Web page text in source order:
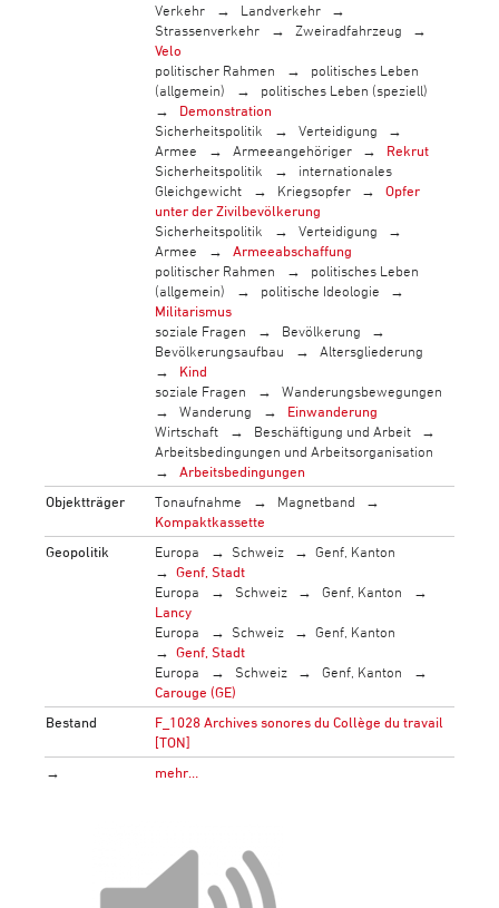
Verkehr
Landverkehr
Strassenverkehr
Zweiradfahrzeug
Velo
politischer Rahmen
politisches Leben
(allgemein)
politisches Leben (speziell)
Demonstration
Sicherheitspolitik
Verteidigung
Armee
Armeeangehöriger
Rekrut
Sicherheitspolitik
internationales
Gleichgewicht
Kriegsopfer
Opfer
unter der Zivilbevölkerung
Sicherheitspolitik
Verteidigung
Armee
Armeeabschaffung
politischer Rahmen
politisches Leben
(allgemein)
politische Ideologie
Militarismus
soziale Fragen
Bevölkerung
Bevölkerungsaufbau
Altersgliederung
Kind
soziale Fragen
Wanderungsbewegungen
Wanderung
Einwanderung
Wirtschaft
Beschäftigung und Arbeit
Arbeitsbedingungen und Arbeitsorganisation
Arbeitsbedingungen
Objektträger
Tonaufnahme
Magnetband
Kompaktkassette
Geopolitik
Europa Schweiz
Genf, Kanton
Genf, Stadt
Europa
Schweiz
Genf, Kanton
Lancy
Europa
Schweiz
Genf, Kanton
Genf, Stadt
Europa
Schweiz
Genf, Kanton
Carouge (GE)
Bestand
F_1028 Archives sonores du Collège du travail
[TON]
→
mehr…